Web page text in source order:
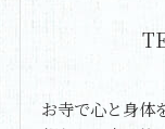
お寺で心と身体